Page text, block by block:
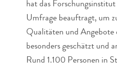
hat das
Umfrage beauftragt, um
Qualitäten und Angebote
besonders geschätzt und
Rund 1.100 Personen in